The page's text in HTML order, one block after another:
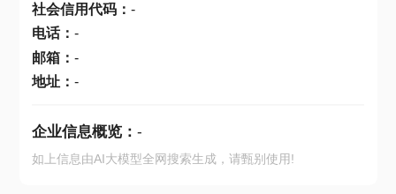
社会信用代码： -
电话： -
邮箱： -
地址： -
企业信息概览： -
如上信息由AI大模型全网搜索生成，请甄别使用!